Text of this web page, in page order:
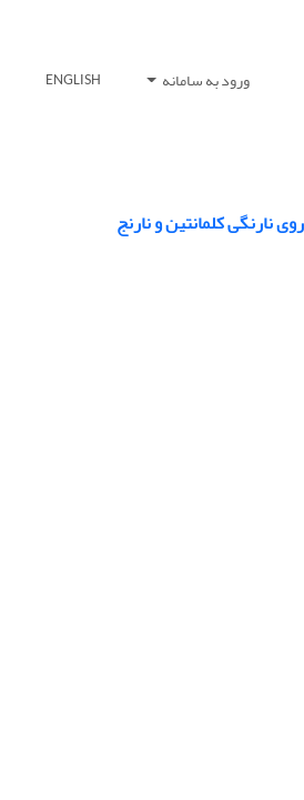
ورود به سامانه ENGLISH